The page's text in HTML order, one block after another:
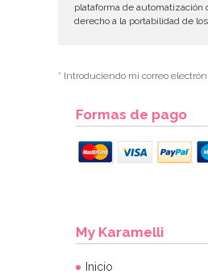
plataforma de automatización
derecho a la portabilidad de
* Introduciendo mi correo
Formas de pago
My Karamelli
Inicio